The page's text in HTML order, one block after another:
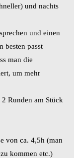
und nachts
und einen
besten passt
man die
um mehr
Runden am Stück
von ca. 4,5h (man
kommen etc.)